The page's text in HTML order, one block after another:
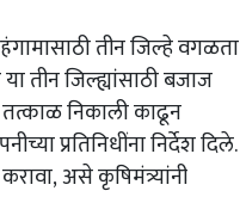
तीन जिल्हे वगळता
तीन जिल्ह्यांसाठी बजाज
तत्काळ निकाली काढून
प्रतिनिधींना निर्देश दिले.
असे कृषिमंत्र्यांनी